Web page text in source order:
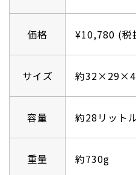
価格 ¥10,780 (税
サイズ 約
容量 約28リット
重量 約730g